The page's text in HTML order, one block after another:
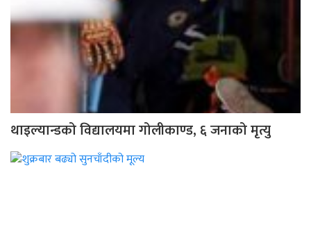
थाइल्यान्डको विद्यालयमा गोलीकाण्ड, ६ जनाको मृत्यु